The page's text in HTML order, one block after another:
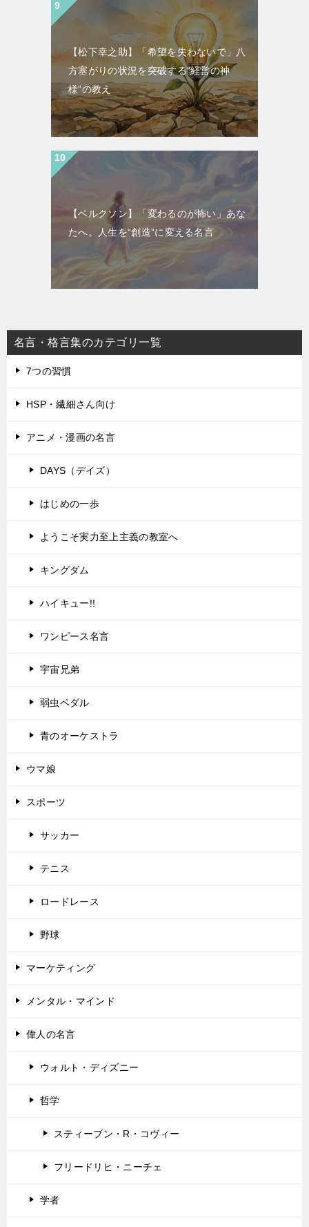
【松下幸之助】「希望を失わないで」八
方塞がりの状況を突破する“経営の神
様”の教え
【ベルクソン】「変わるのが怖い」あな
たへ。人生を“創造”に変える名言
名言・格言集のカテゴリ一覧
7つの習慣
HSP・繊細さん向け
アニメ・漫画の名言
DAYS（デイズ）
はじめの一歩
ようこそ実力至上主義の教室へ
キングダム
ハイキュー!!
ワンピース名言
宇宙兄弟
弱虫ペダル
青のオーケストラ
ウマ娘
スポーツ
サッカー
テニス
ロードレース
野球
マーケティング
メンタル・マインド
偉人の名言
ウォルト・ディズニー
哲学
スティーブン・R・コヴィー
フリードリヒ・ニーチェ
学者